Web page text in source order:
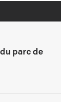
parc de